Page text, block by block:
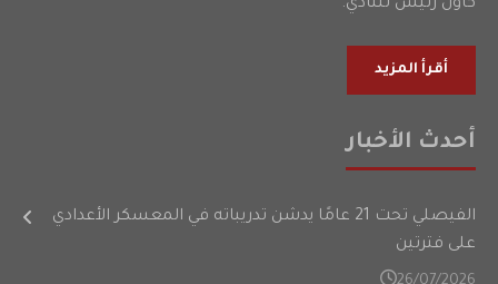
كأول رئيس للنادي.
أقرأ المزيد
أحدث الأخبار
الفيصلي تحت 21 عامًا يدشن تدريباته في المعسكر الأعدادي
على فترتين